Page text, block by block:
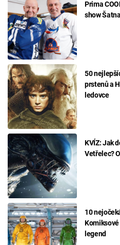
Prima
show Šatna
50
prstenů a
ledovce
KVÍZ: Jak
Vetřelec?
10
legend